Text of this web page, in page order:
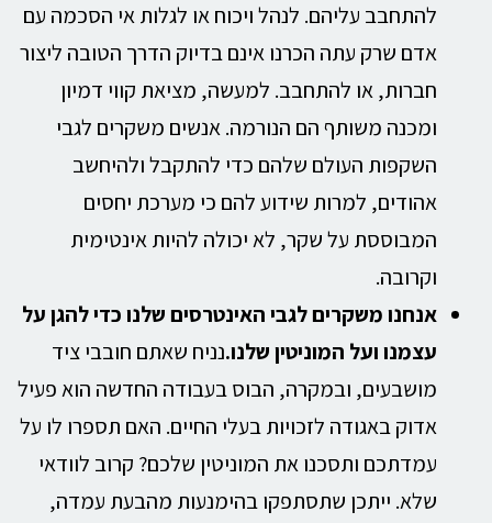
להתחבב עליהם. לנהל ויכוח או לגלות אי הסכמה עם
אדם שרק עתה הכרנו אינם בדיוק הדרך הטובה ליצור
חברות, או להתחבב. למעשה, מציאת קווי דמיון
ומכנה משותף הם הנורמה. אנשים משקרים לגבי
השקפות העולם שלהם כדי להתקבל ולהיחשב
אהודים, למרות שידוע להם כי מערכת יחסים
המבוססת על שקר, לא יכולה להיות אינטימית
וקרובה.
אנחנו משקרים לגבי האינטרסים שלנו כדי להגן על
עצמנו ועל המוניטין שלנו.נניח שאתם חובבי ציד
מושבעים, ובמקרה, הבוס בעבודה החדשה הוא פעיל
אדוק באגודה לזכויות בעלי החיים. האם תספרו לו על
עמדתכם ותסכנו את המוניטין שלכם? קרוב לוודאי
שלא. ייתכן שתסתפקו בהימנעות מהבעת עמדה,